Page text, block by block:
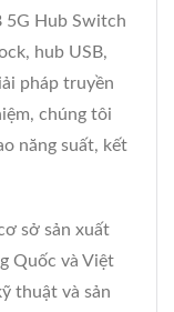
5G Hub Switch
hub USB,
pháp truyền
chúng tôi
năng suất, kết
sở sản xuất
Quốc và Việt
thuật và sản